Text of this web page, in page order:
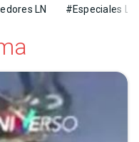
LN #Especiales LN